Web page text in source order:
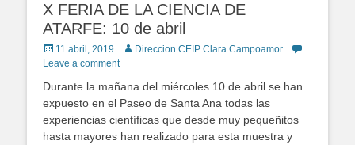
X FERIA DE LA CIENCIA DE
ATARFE: 10 de abril
Posted
on
11 abril, 2019 AuthorDireccion CEIP Clara Campoamor
Leave a comment
Durante la mañana del miércoles 10 de abril se han
expuesto en el Paseo de Santa Ana todas las
experiencias científicas que desde muy pequeñitos
hasta mayores han realizado para esta muestra y